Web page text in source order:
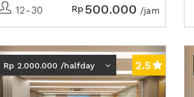
12-30 Rp 500.000 /jam
Previous Next2
Rp 2.000.000 /halfday 2.5